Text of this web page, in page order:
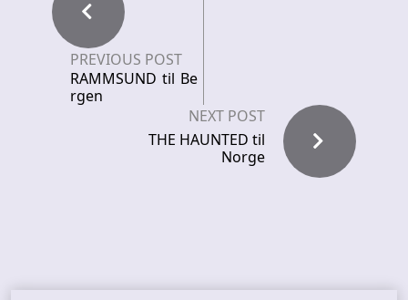
PREVIOUS POST
RAMMSUND til Be
rgen
NEXT POST
THE HAUNTED til
Norge